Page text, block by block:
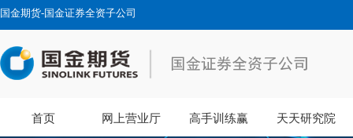
国金期货-国金证券全资子公司
首页 网上营业厅 高手训练赢 天天研究院